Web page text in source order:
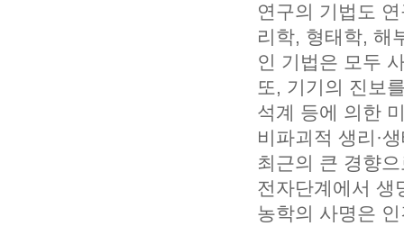
연구의 기법도
리학, 형태학, 해
인 기법은 모두
또, 기기의 진보
석계 등에 의한
비파괴적 생리·
최근의 큰 경향
전자단계에서 생
농학의 사명은